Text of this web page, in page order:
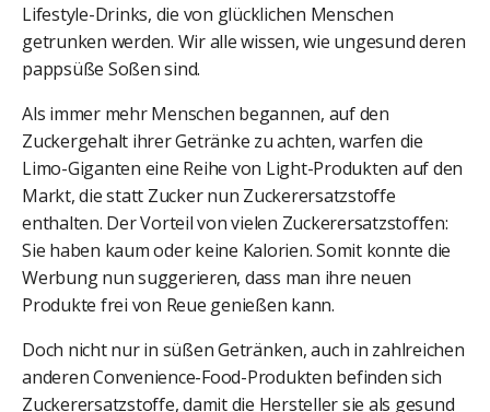
Lifestyle-Drinks, die von glücklichen Menschen
getrunken werden. Wir alle wissen, wie ungesund deren
pappsüße Soßen sind.
Als immer mehr Menschen begannen, auf den
Zuckergehalt ihrer Getränke zu achten, warfen die
Limo-Giganten eine Reihe von Light-Produkten auf den
Markt, die statt Zucker nun Zuckerersatzstoffe
enthalten. Der Vorteil von vielen Zuckerersatzstoffen:
Sie haben kaum oder keine Kalorien. Somit konnte die
Werbung nun suggerieren, dass man ihre neuen
Produkte frei von Reue genießen kann.
Doch nicht nur in süßen Getränken, auch in zahlreichen
anderen Convenience-Food-Produkten befinden sich
Zuckerersatzstoffe, damit die Hersteller sie als gesund